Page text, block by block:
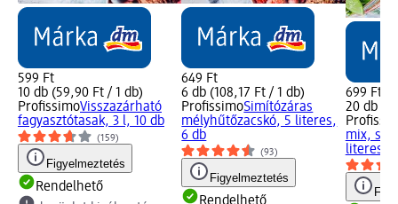
599 Ft
10 db (59,90 Ft / 1 db)
ProfissimoVisszazárható
fagyasztótasak, 3 l, 10 db
(159)
Figyelmeztetés
Rendelhető
649 Ft
6 db (108,17 Ft / 1 db)
ProfissimoSimítózáras
mélyhűtőzacskó, 5 literes,
6 db
(93)
Figyelmeztetés
699 Ft
20 db
mix,
literes,